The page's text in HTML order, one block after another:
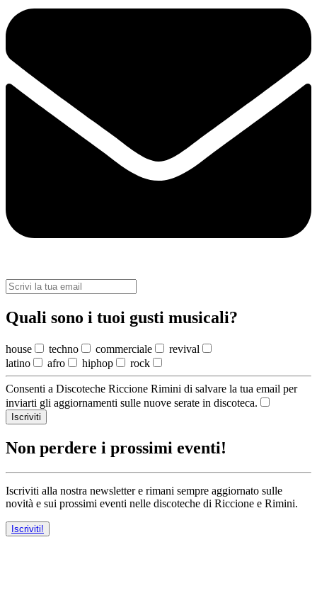
Quali sono i tuoi gusti musicali?
house techno commerciale
revival
latino
afro hiphop rock
Consenti a Discoteche Riccione Rimini di salvare la tua email per
inviarti gli aggiornamenti sulle nuove serate in discoteca.
Iscriviti
Non perdere i prossimi eventi!
Iscriviti alla nostra newsletter e rimani sempre aggiornato sulle
novità e sui prossimi eventi nelle discoteche di Riccione e Rimini.
Iscriviti!